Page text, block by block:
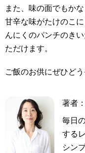
また、味の面でもか
甘辛な味がたけのこ
んにくのパンチのき
ただけます。
ご飯のお供にぜひどう
著者：
毎日
する
シン